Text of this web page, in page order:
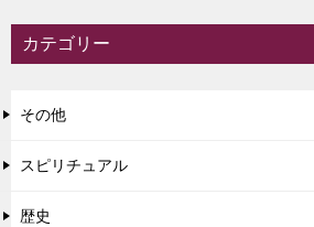
カテゴリー
その他
スピリチュアル
歴史